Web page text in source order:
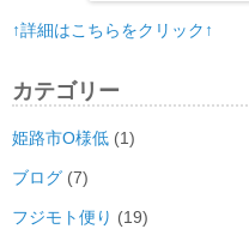
↑詳細はこちらをクリック↑
カテゴリー
姫路市O様低 (1)
ブログ (7)
フジモト便り (19)